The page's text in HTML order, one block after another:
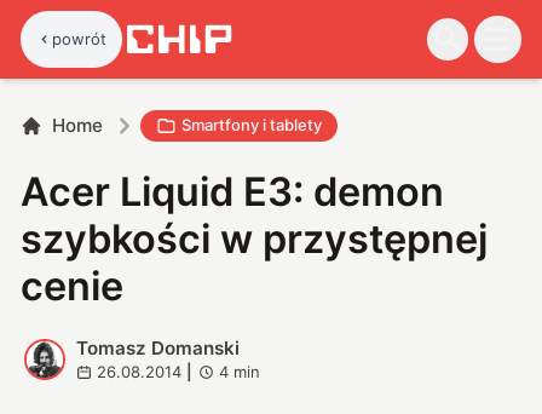
powrót
Home Smartfony i tablety
Acer Liquid E3: demon
szybkości w przystępnej
cenie
T
Tomasz Domanski
26.08.2014 4 min